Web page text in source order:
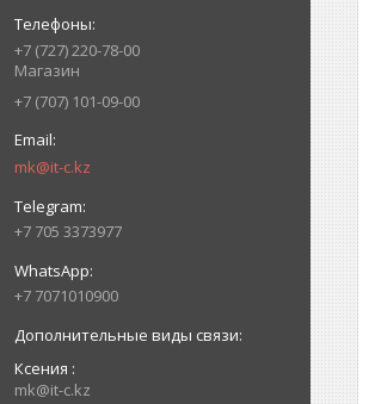
+7 (727) 220-78-00
Магазин
+7 (707) 101-09-00
mk@it-c.kz
+7 705 3373977
+7 7071010900
Ксения
mk@it-c.kz